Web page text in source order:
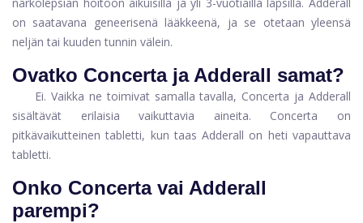
on saatavana geneerisenä lääkkeenä, ja se otetaan yleensä
neljän tai kuuden tunnin välein.
Ovatko Concerta ja Adderall samat?
Ei. Vaikka ne toimivat samalla tavalla, Concerta ja Adderall
sisältävät erilaisia ​​vaikuttavia aineita. Concerta on
pitkävaikutteinen tabletti, kun taas Adderall on heti vapauttava
tabletti.
Onko Concerta vai Adderall
parempi?